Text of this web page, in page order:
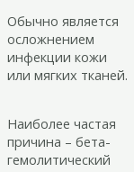
Обычно является
осложнением
инфекции кожи
или мягких тканей.
Наиболее частая
причина – бета-
гемолитический